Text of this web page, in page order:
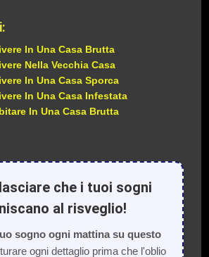
In Una Casa Brutta
Nella Vecchia Casa
In Una Casa Sporca
In Una Casa Infestata
In Una Casa Brutta
che i tuoi sogni
al risveglio!
sogno ogni mattina su questo
ogni dettaglio prima che l'oblio